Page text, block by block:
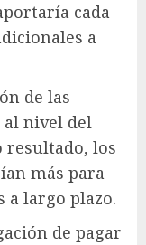
cada
a
de las
al nivel del
resultado, los
más para
a largo plazo.
de pagar